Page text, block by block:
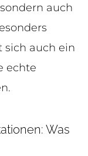
auch
sich auch ein
echte
Was